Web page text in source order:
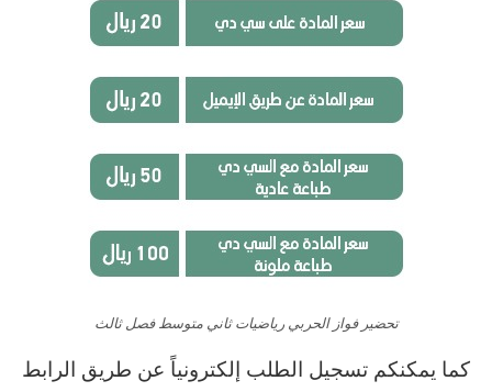
تحضير فواز الحربي رياضيات ثاني متوسط فصل ثالث
كما يمكنكم تسجيل الطلب إلكترونياً عن طريق الرابط